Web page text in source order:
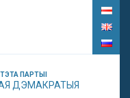
ПАРТЫІ
ДЭМАКРАТЫЯ